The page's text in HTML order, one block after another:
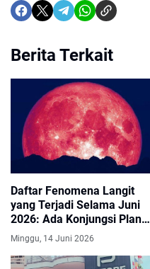
Berita Terkait
Daftar Fenomena Langit
yang Terjadi Selama Juni
2026: Ada Konjungsi Planet
hingga Strawberry Moon
Minggu, 14 Juni 2026